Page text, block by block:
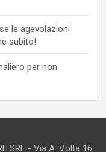
le agevolazioni
subito!
per non
SRL - Via A. Volta 16